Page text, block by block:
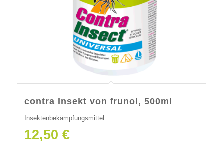
contra Insekt von frunol, 500ml
Insektenbekämpfungsmittel
12,50 €